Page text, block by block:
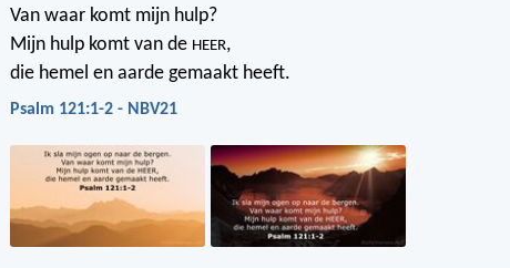
Van waar komt mijn hulp?
Mijn hulp komt van de HEER,
die hemel en aarde gemaakt heeft.
Psalm 121:1-2 - NBV21